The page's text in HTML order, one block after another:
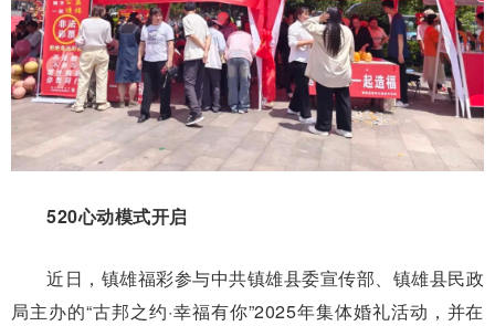
520心动模式开启
近日，镇雄福彩参与中共镇雄县委宣传部、镇雄县民政
局主办的“古邦之约·幸福有你”2025年集体婚礼活动，并在